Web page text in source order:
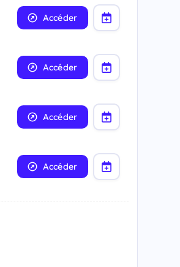
Accéder
Accéder
Accéder
Accéder